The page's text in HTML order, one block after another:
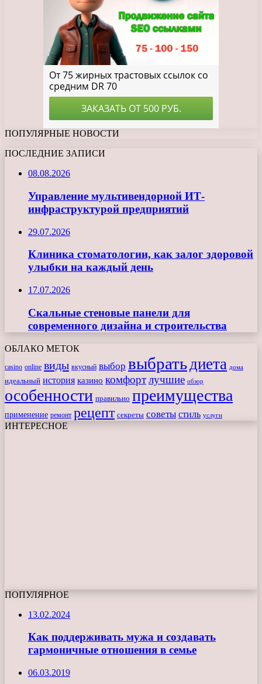
ПОПУЛЯРНЫЕ НОВОСТИ
ПОСЛЕДНИЕ ЗАПИСИ
08.08.2026
Управление мультивендорной ИТ-
инфраструктурой предприятий
29.07.2026
Клиника стоматологии, как залог здоровой
улыбки на каждый день
17.07.2026
Скальные стеновые панели для
современного дизайна и строительства
ОБЛАКО МЕТОК
casino online виды вкусный выбор выбрать диета дома
идеальный история казино комфортлучшие обзор
особенности правильно преимущества
применение ремонт рецепт секреты советы стиль услуги
ИНТЕРЕСНОЕ
ПОПУЛЯРНОЕ
13.02.2024
Как поддерживать мужа и создавать
гармоничные отношения в семье
06.03.2019